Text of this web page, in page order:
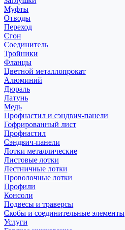
Муфты
Отводы
Переход
Сгон
Соединитель
Тройники
Фланцы
Цветной металлопрокат
Алюминий
Дюраль
Латунь
Медь
Профнастил и сэндвич-панели
Гофрированный лист
Профнастил
Сэндвич-панели
Лотки металлические
Листовые лотки
Лестничные лотки
Проволочные лотки
Профили
Консоли
Подвесы и траверсы
Скобы и соединительные элементы
Услуги